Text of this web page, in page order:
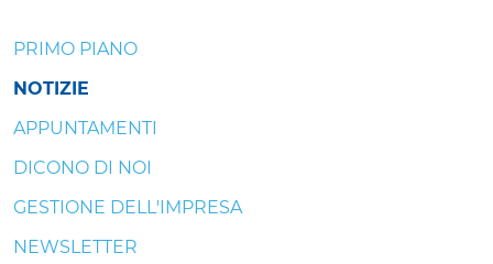
PRIMO PIANO
NOTIZIE
APPUNTAMENTI
DICONO DI NOI
GESTIONE DELL'IMPRESA
NEWSLETTER